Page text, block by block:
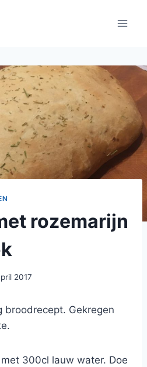
rozemarijn
2017
broodrecept. Gekregen
300cl lauw water. Doe